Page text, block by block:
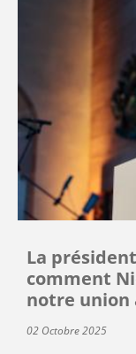
La
comment
notre union
02 Octobre 2025